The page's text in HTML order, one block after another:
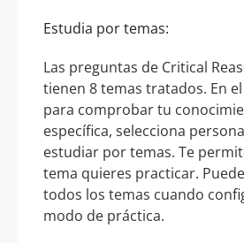
Estudia por temas:
Las preguntas de Critical
tienen 8 temas tratados. En
para comprobar tu
específica, selecciona
estudiar por temas. Te
tema quieres practicar.
todos los temas cuando
modo de práctica.